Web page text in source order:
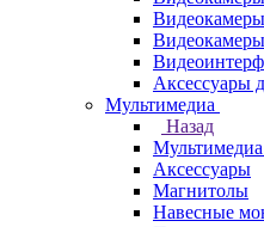
Аксессуары
Мультимедиа
Назад
Мультимедиа
Аксессуары
Магнитолы
Навесные